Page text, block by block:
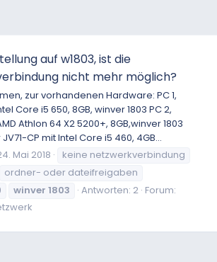
auf w1803, ist die
nicht mehr möglich?
zur vorhandenen Hardware: PC 1,
Core i5 650, 8GB, winver 1803 PC 2,
Athlon 64 X2 5200+, 8GB,winver 1803
CP mit Intel Core i5 460, 4GB...
Mai 2018
keine netzwerkverbindung
ordner- oder dateifreigaben
winver 1803 Antworten: 2 Forum: